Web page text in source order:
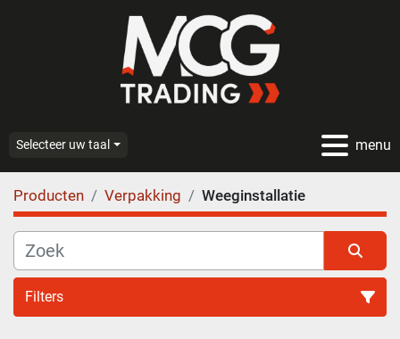
menu
Selecteer uw taal
Producten Verpakking Weeginstallatie
Filters